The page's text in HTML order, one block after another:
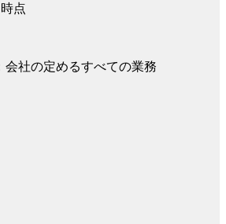
点
会社の定めるすべての業務